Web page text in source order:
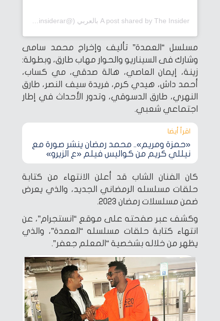
مسلسل “العمدة” تأليف وإخراج محمد سامى
وشارك فى السيناريو والحوار مهاب طارق، وبطولة:
زينة، إيمان العاصي، هالة صدقي، مي كساب،
أحمد داش، هيدي كرم، فريدة سيف النصر، طارق
النهري، طارق الدسوقي، وتدور الأحداث في إطار
اجتماعي شعبي.
اقرأ أيضا‎
«حمزة ومريم».. محمد رمضان ينشر صورة مع
نيللي كريم من كواليس فيلم «ع الزيرو»
كان الفنان الشاب قد أعلن الانتهاء من كتابة
حلقات مسلسله الرمضاني الجديد، والذي يعرض
ضمن مسلسلات رمضان 2023.
وكشف عبر صفحته على موقع “انستجرام”، عن
انتهاء كتابة حلقات مسلسله “العمدة”، والذي
يظهر من خلاله بشخصية “المعلم جعفر”.